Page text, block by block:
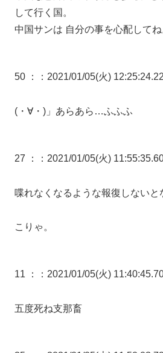
して行く国。
中国サンは 自分の事を心配してね
50 ： ：2021/01/05(火)
(・∀・)」あらあら…ふふふ
27 ： ：2021/01/05(火)
喋れなくなるような報復しないと
こりゃ。
11 ： ：2021/01/05(火)
五度死ね支那畜